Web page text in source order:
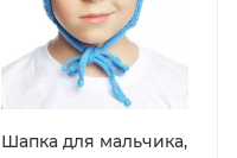
Шапка для мальчика,